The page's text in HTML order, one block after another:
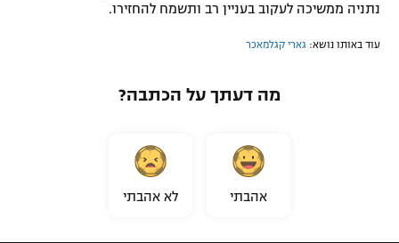
נתניה ממשיכה לעקוב בעניין רב ותשמח להחזירו.
עוד באותו נושא: גארי קגלמאכר
מה דעתך על הכתבה?
אהבתי לא אהבתי